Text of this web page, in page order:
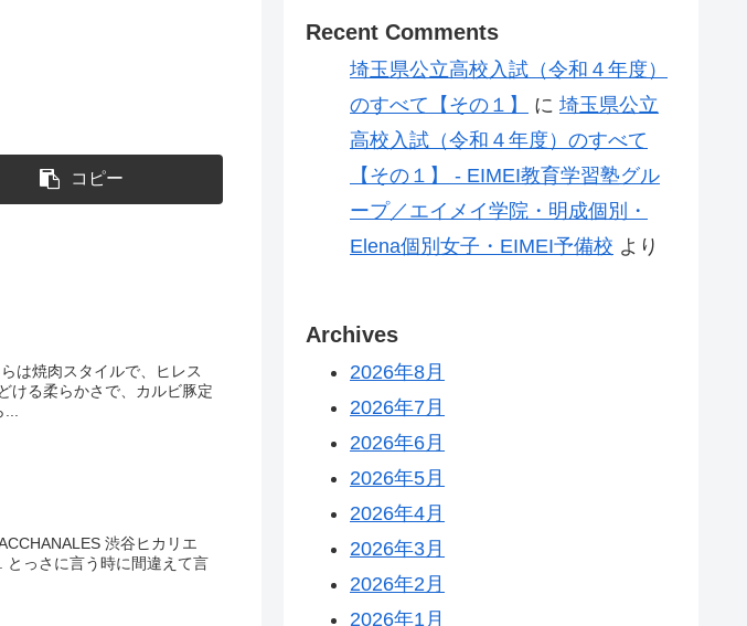
コピー
は焼肉スタイルで、ヒレス
ける柔らかさで、カルビ豚定
渋谷ヒカリエ
とっさに言う時に間違えて言
Recent Comments
埼玉県公立高校入試（令和４年度）
のすべて【その１】
に 埼玉県公立
高校入試（令和４年度）のすべて
【その１】 - EIMEI教育学習塾グル
ープ／エイメイ学院・明成個別・
Elena個別女子・EIMEI予備校 より
Archives
2026年8月
2026年7月
2026年6月
2026年5月
2026年4月
2026年3月
2026年2月
2026年1月